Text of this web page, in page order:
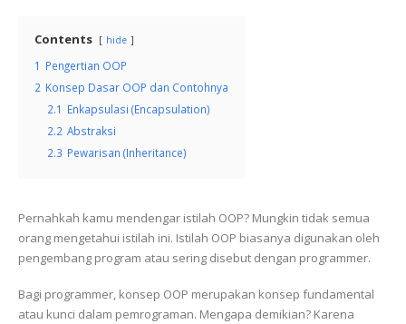
Contents hide
1 Pengertian OOP
2 Konsep Dasar OOP dan Contohnya
2.1 Enkapsulasi (Encapsulation)
2.2 Abstraksi
2.3 Pewarisan (Inheritance)
Pernahkah kamu mendengar istilah OOP? Mungkin tidak semua
orang mengetahui istilah ini. Istilah OOP biasanya digunakan oleh
pengembang program atau sering disebut dengan programmer.
Bagi programmer, konsep OOP merupakan konsep fundamental
atau kunci dalam pemrograman. Mengapa demikian? Karena